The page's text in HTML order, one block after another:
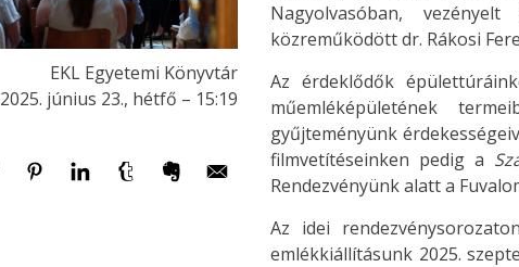
EKL Egyetemi Könyvtár
2025. június 23., hétfő – 15:19
Nagyolvasóban,
közreműködött dr. Rákosi
Az érdeklődők
műemléképületének
gyűjteményünk
filmvetítéseinken pedig a
Rendezvényünk alatt a
Az idei
emlékkiállításunk 2025.